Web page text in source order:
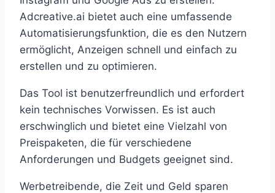
Adcreative.ai bietet auch eine umfassende
Automatisierungsfunktion, die es den Nutzern
ermöglicht, Anzeigen schnell und einfach zu
erstellen und zu optimieren.
Das Tool ist benutzerfreundlich und erfordert
kein technisches Vorwissen. Es ist auch
erschwinglich und bietet eine Vielzahl von
Preispaketen, die für verschiedene
Anforderungen und Budgets geeignet sind.
Werbetreibende, die Zeit und Geld sparen